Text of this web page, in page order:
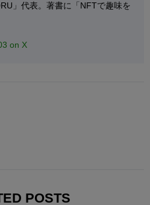
」代表。著書に「NFTで趣味を
on X
POSTS